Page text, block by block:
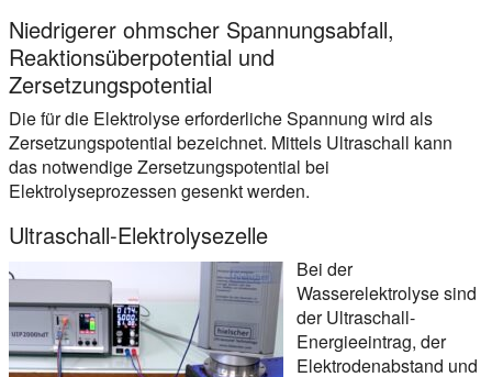
Niedrigerer ohmscher Spannungsabfall,
Reaktionsüberpotential und
Zersetzungspotential
Die für die Elektrolyse erforderliche Spannung wird als
Zersetzungspotential bezeichnet. Mittels Ultraschall kann
das notwendige Zersetzungspotential bei
Elektrolyseprozessen gesenkt werden.
Ultraschall-Elektrolysezelle
Bei der
Wasserelektrolyse sind
der Ultraschall-
Energieeintrag, der
Elektrodenabstand und